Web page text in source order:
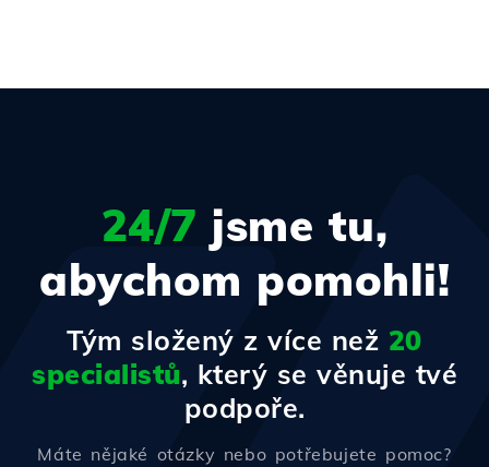
24/7 jsme tu,
abychom pomohli!
Tým složený z více než 20
specialistů, který se věnuje tvé
podpoře.
Máte nějaké otázky nebo potřebujete pomoc?